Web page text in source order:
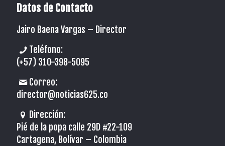
Datos de Contacto
Jairo Baena Vargas – Director
Teléfono:
(+57) 310-398-5095
Correo:
director@noticias625.co
Dirección:
Pié de la popa calle 29D #22-109
Cartagena, Bolívar – Colombia